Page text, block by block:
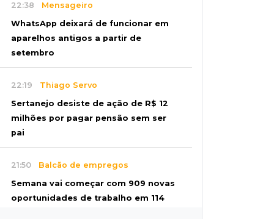
22:38 Mensageiro
WhatsApp deixará de funcionar em
aparelhos antigos a partir de
setembro
22:19 Thiago Servo
Sertanejo desiste de ação de R$ 12
milhões por pagar pensão sem ser
pai
21:50 Balcão de empregos
Semana vai começar com 909 novas
oportunidades de trabalho em 114